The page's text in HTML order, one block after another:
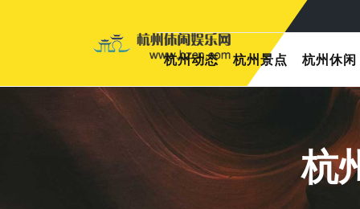
杭州动态 杭州景点 杭州休闲
杭